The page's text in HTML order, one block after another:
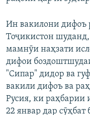
Ин вакилони дифоъ
Тоҷикистон
мамнӯи наҳзати
дифои
"Сипар" дидор ва
вакили дифоъ ва
Русия, ки раҳбарии
22 январ дар сӯҳбат